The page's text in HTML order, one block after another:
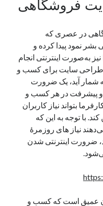
فروشگاهی
در عصری که
بشر نمود پیدا کرده و
به‌صورت اینترنتی انجام
طراحی سایت برای کسب‌ و
شمار آید، یک ضرورت
پیشرفت در هر کسب‌ و
بتواند نیاز کاربران
با توجه به این‌ که
نیاز های روزمرهٔ
ضرورت اینترنتی شدن
عمیق است که کسب‌ و